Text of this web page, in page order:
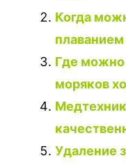
Когда
Где
моряков
Удаление